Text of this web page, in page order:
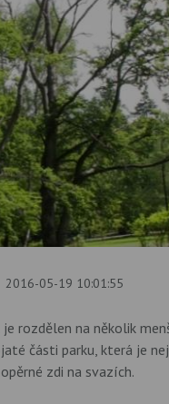
2016-05-19 10:01:55
rozdělen na několik
části parku, která je
zdi na svazích.